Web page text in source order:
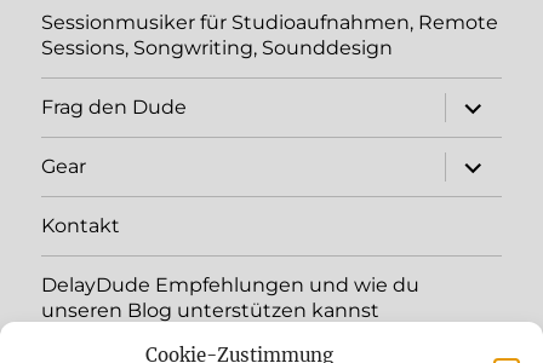
Cookie-Zustimmung
Sessionmusiker für Studioaufnahmen, Remote
Sessions, Songwriting, Sounddesign
Frag den Dude
öffnen
Gear
öffnen
Kontakt
DelayDude Empfehlungen und wie du
unseren Blog unterstützen kannst